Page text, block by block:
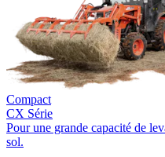
Compact
CX Série
Pour une grande capacité de
sol.